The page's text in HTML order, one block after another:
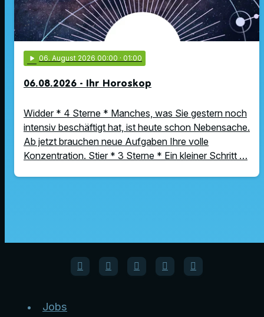
play_arrow 06. August 2026 00:00 · 01:00
06.08.2026 - Ihr Horoskop
Widder * 4 Sterne * Manches, was Sie gestern noch
intensiv beschäftigt hat, ist heute schon Nebensache.
Ab jetzt brauchen neue Aufgaben Ihre volle
Konzentration. Stier * 3 Sterne * Ein kleiner Schritt …
Jobs